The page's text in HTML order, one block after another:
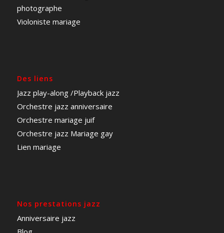
photographe
Violoniste mariage
Des liens
Jazz play-along/Playback jazz
Orchestre jazz anniversaire
Orchestre mariage juif
Orchestre jazz Mariage gay
Lien mariage
Nos prestations jazz
Anniversaire jazz